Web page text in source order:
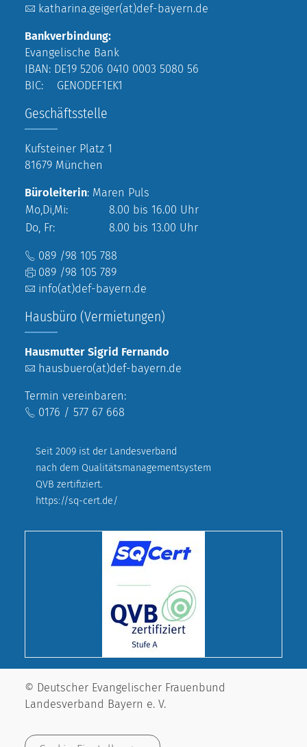
katharina.geiger(at)def-bayern.de
Bankverbindung:
Evangelische Bank
IBAN: DE19 5206 0410 0003 5080 56
BIC: GENODEF1EK1
Geschäftsstelle
Kufsteiner Platz 1
81679 München
Büroleiterin: Maren Puls
Mo,Di,Mi:
8.00 bis 16.00 Uhr
Do, Fr:
8.00 bis 13.00 Uhr
089 /98 105 788
089 /98 105 789
info(at)def-bayern.de
Hausbüro (Vermietungen)
Hausmutter Sigrid Fernando
hausbuero(at)def-bayern.de
Termin vereinbaren:
0176 / 577 67 668
Seit 2009 ist der Landesverband
nach dem Qualitätsmanagementsystem
QVB zertifiziert.
https://sq-cert.de/
© Deutscher Evangelischer Frauenbund
Landesverband Bayern e. V.